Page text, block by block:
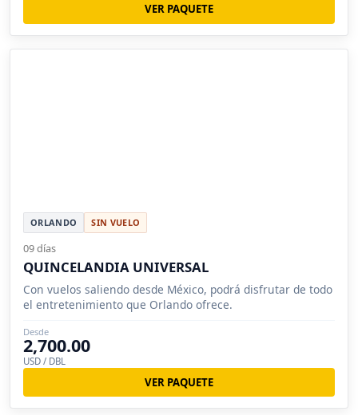
VER PAQUETE
ORLANDO SIN VUELO
09 días
QUINCELANDIA UNIVERSAL
Con vuelos saliendo desde México, podrá disfrutar de todo
el entretenimiento que Orlando ofrece.
Desde
2,700.00
USD / DBL
VER PAQUETE